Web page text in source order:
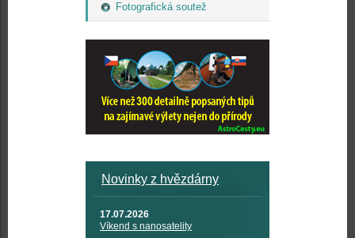
Fotografická soutež
Novinky z hvězdárny
17.07.2026
Víkend s nanosatelity